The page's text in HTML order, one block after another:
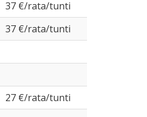
37 €/rata/tunti
37 €/rata/tunti
27 €/rata/tunti